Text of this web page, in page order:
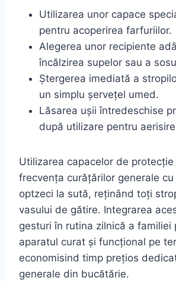
Utilizarea unor capace
pentru acoperirea farfuriilor.
Alegerea unor recipiente
încălzirea supelor sau a
Ștergerea imediată a
un simplu șervețel umed.
Lăsarea ușii întredeschise
după utilizare pentru
Utilizarea capacelor de protecție
frecvența curățărilor generale cu
optzeci la sută, reținând toți
vasului de gătire. Integrarea
gesturi în rutina zilnică a familiei
aparatul curat și funcțional pe
economisind timp prețios
generale din bucătărie.